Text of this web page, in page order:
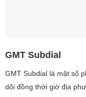
GMT Subdial
GMT Subdial là mặt số
dõi đồng thời giờ địa